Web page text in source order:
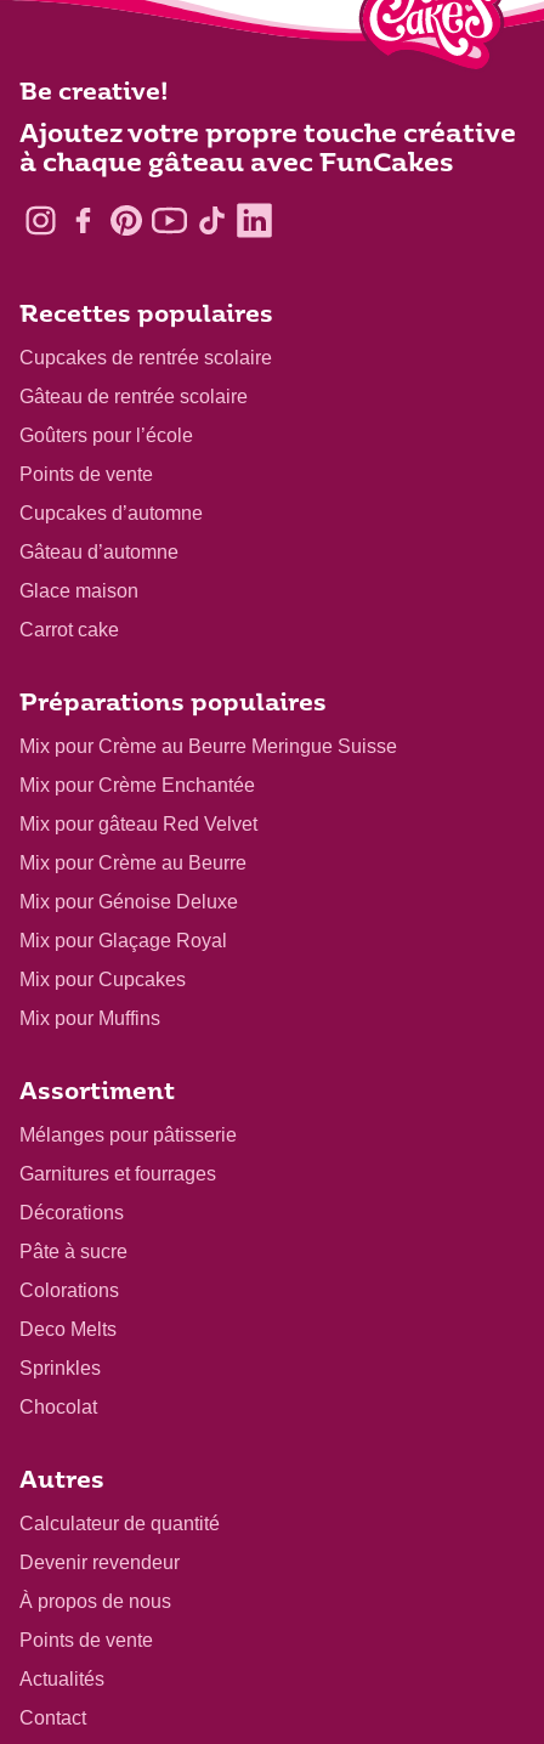
Be creative!
Ajoutez votre propre touche créative
à chaque gâteau avec FunCakes
Recettes populaires
Cupcakes de rentrée scolaire
Gâteau de rentrée scolaire
Goûters pour l’école
Points de vente
Cupcakes d’automne
Gâteau d’automne
Glace maison
Carrot cake
Préparations populaires
Mix pour Crème au Beurre Meringue Suisse
Mix pour Crème Enchantée
Mix pour gâteau Red Velvet
Mix pour Crème au Beurre
Mix pour Génoise Deluxe
Mix pour Glaçage Royal
Mix pour Cupcakes
Mix pour Muffins
Assortiment
Mélanges pour pâtisserie
Garnitures et fourrages
Décorations
Pâte à sucre
Colorations
Deco Melts
Sprinkles
Chocolat
Autres
Calculateur de quantité
Devenir revendeur
À propos de nous
Points de vente
Actualités
Contact